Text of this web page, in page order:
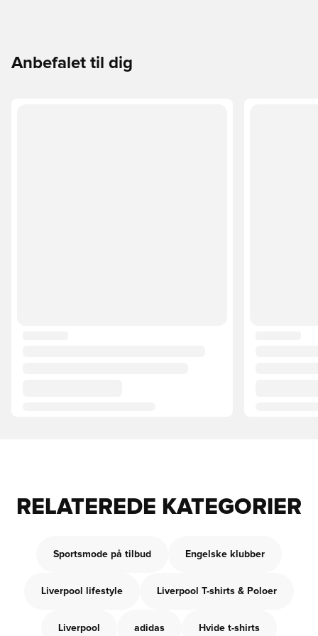
Anbefalet til dig
RELATEREDE KATEGORIER
Sportsmode på tilbud Engelske klubber
Liverpool lifestyle Liverpool T-shirts & Poloer
Liverpool adidas Hvide t-shirts